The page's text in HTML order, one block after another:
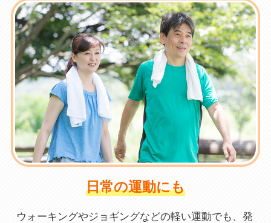
日常の運動にも
ウォーキングやジョギングなどの軽い運動でも、発